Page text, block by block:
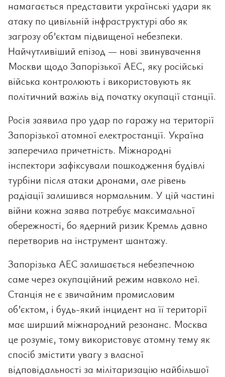
намагається представити українські удари як
атаку по цивільній інфраструктурі або як
загрозу об’єктам підвищеної небезпеки.
Найчутливіший епізод — нові звинувачення
Москви щодо Запорізької АЕС, яку російські
війська контролюють і використовують як
політичний важіль від початку окупації станції.
Росія заявила про удар по гаражу на території
Запорізької атомної електростанції. Україна
заперечила причетність. Міжнародні
інспектори зафіксували пошкодження будівлі
турбіни після атаки дронами, але рівень
радіації залишився нормальним. У цій частині
війни кожна заява потребує максимальної
обережності, бо ядерний ризик Кремль давно
перетворив на інструмент шантажу.
Запорізька АЕС залишається небезпечною
саме через окупаційний режим навколо неї.
Станція не є звичайним промисловим
об’єктом, і будь-який інцидент на її території
має ширший міжнародний резонанс. Москва
це розуміє, тому використовує атомну тему як
спосіб змістити увагу з власної
відповідальності за мілітаризацію найбільшої